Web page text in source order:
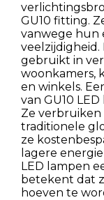
GU10 fitting.
vanwege hun
gebruikt in
woonkamers,
en winkels.
van GU10
Ze verbruiken
traditionele
ze
lagere
LED lampen
betekent dat
hoeven te